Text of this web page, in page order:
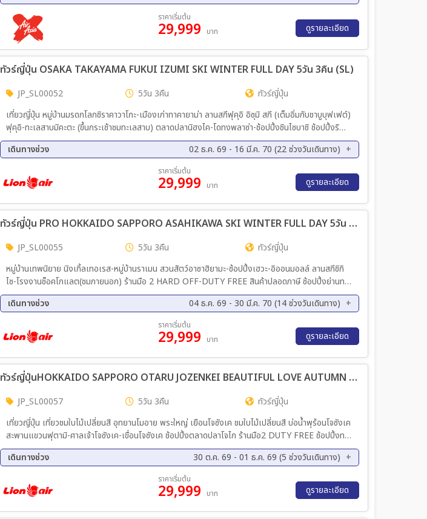
26 ม.ค. 70 - 30 ม.ค. 70
28 ม.ค. 70 - 01 ก.พ. 70
30 ม.ค. 70 - 03 ก.พ. 70
31 ม.ค. 70 - 04 ก.พ. 70
02 ก.พ. 70 - 06 ก.พ. 70
03 ก.พ. 70 - 07 ก.พ. 70
13 ก.พ. 70 - 17 ก.พ. 70
14 ก.พ. 70 - 18 ก.พ. 70
16 ก.พ. 70 - 20 ก.พ. 70
17 ก.พ. 70 - 21 ก.พ. 70
18 ก.พ. 70 - 22 ก.พ. 70
21 ก.พ. 70 - 25 ก.พ. 70
23 ก.พ. 70 - 27 ก.พ. 70
27 ก.พ. 70 - 03 มี.ค 70
28 ก.พ. 70 - 04 มี.ค 70
02 มี.ค 70 - 06 มี.ค 70
03 มี.ค 70 - 07 มี.ค 70
04 มี.ค 70 - 08 มี.ค 70
06 มี.ค 70 - 10 มี.ค 70
07 มี.ค 70 - 11 มี.ค 70
09 มี.ค 70 - 13 มี.ค 70
10 มี.ค 70 - 14 มี.ค 70
11 มี.ค 70 - 15 มี.ค 70
13 มี.ค 70 - 17 มี.ค 70
14 มี.ค 70 - 18 มี.ค 70
11 พ.ย. 69 - 15 พ.ย. 69
14 พ.ย. 69 - 18 พ.ย. 69
20 พ.ย. 69 - 24 พ.ย. 69
25 พ.ย. 69 - 29 พ.ย. 69
26 พ.ย. 69 - 30 พ.ย. 69
28 พ.ย. 69 - 02 ธ.ค. 69
12 ธ.ค. 69 - 16 ธ.ค. 69
ราคาเริ่มต้น
29,999 บาท ดูรายละเอียด
ทัวร์ญี่ปุ่น OSAKA TAKAYAMA FUKUI IZUMI SKI WINTER FULL DAY 5วัน 3คืน (SL)
JP_SL00052 5วัน 3คืน
ทัวร์ญี่ปุ่น
เที่ยวญี่ปุ่น หมู่บ้านมรดกโลกชิราคาวาโกะ-เมืองเก่าทาคายาม่า ลานสกีฟุคุอิ อิซุมิ สกี (เต็มอิ่มกับชาบูบุฟเฟต์)
ฟุคุอิ-ทะเลสาบมิคะตะ (ขึ้นกระเช้าชมทะเลสาบ) ตลาดปลานิฮงไค-โดทงพลาซ่า-ช้อปปิ้งชินไซบาชิ ช้อปปิ้งริ
งกุอิออน-สนามบินคันไซ สนามบินดอนเมือง กรุงเทพ
เดินทางช่วง
02 ธ.ค. 69 - 16 มี.ค. 70 (22 ช่วงวันเดินทาง)
04 ธ.ค. 69 - 08 ธ.ค. 69
11 ธ.ค. 69 - 15 ธ.ค. 69
16 ธ.ค. 69 - 20 ธ.ค. 69
18 ธ.ค. 69 - 22 ธ.ค. 69
20 ม.ค. 70 - 24 ม.ค. 70
22 ม.ค. 70 - 26 ม.ค. 70
27 ม.ค. 70 - 31 ม.ค. 70
29 ม.ค. 70 - 02 ก.พ. 70
12 ก.พ. 70 - 16 ก.พ. 70
17 ก.พ. 70 - 21 ก.พ. 70
19 ก.พ. 70 - 23 ก.พ. 70
24 ก.พ. 70 - 28 ก.พ. 70
26 ก.พ. 70 - 02 มี.ค 70
03 มี.ค 70 - 07 มี.ค 70
10 มี.ค 70 - 14 มี.ค 70
12 มี.ค 70 - 16 มี.ค 70
ราคาเริ่มต้น
29,999 บาท ดูรายละเอียด
ทัวร์ญี่ปุ่น PRO HOKKAIDO SAPPORO ASAHIKAWA SKI WINTER FULL DAY 5วัน 3คืน (SL)
JP_SL00055 5วัน 3คืน
ทัวร์ญี่ปุ่น
หมู่บ้านเทพนิยาย นิงเกิ้ลเทอเรส-หมู่บ้านราเมน สวนสัตว์อาซาฮิยามะ-ช้อปปิ้งเฮวะ-อิออนมอลล์ ลานสกีชิกิ
ไซ-โรงงานช็อคโกแลต(ชมภายนอก) ร้านมือ 2 HARD OFF-DUTY FREE สินค้าปลอดภาษี ช้อปปิ้งย่านทานุ
กิโคจิ
เดินทางช่วง
04 ธ.ค. 69 - 30 มี.ค. 70 (14 ช่วงวันเดินทาง)
11 ธ.ค. 69 - 15 ธ.ค. 69
08 ม.ค. 70 - 12 ม.ค. 70
15 ม.ค. 70 - 19 ม.ค. 70
22 ม.ค. 70 - 26 ม.ค. 70
26 ก.พ. 70 - 02 มี.ค 70
05 มี.ค 70 - 09 มี.ค 70
12 มี.ค 70 - 16 มี.ค 70
19 มี.ค 70 - 23 มี.ค 70
26 มี.ค 70 - 30 มี.ค 70
ราคาเริ่มต้น
29,999 บาท ดูรายละเอียด
ทัวร์ญี่ปุ่นHOKKAIDO SAPPORO OTARU JOZENKEI BEAUTIFUL LOVE AUTUMN 5วัน 3คืน (SL)
JP_SL00057 5วัน 3คืน
ทัวร์ญี่ปุ่น
เที่ยวญี่ปุ่น เที่ยวชมใบไม้เปลี่ยนสี อุทยานโมอาย พระใหญ่ เยือนโจซังเค ชมใบไม้เปลี่ยนสี บ่อน้ำพุร้อนโจซังเค
สะพานแขวนฟุตามิ-ศาลเจ้าโจซังเค-เขื่อนโจซังเค ช้อปปิ้งตลาดปลาโจไก ร้านมือ2 DUTY FREE ช้อปปิ้งทานุ
กิโคจิ+มิตซุยเอ้าท์เลต
เดินทางช่วง
30 ต.ค. 69 - 01 ธ.ค. 69 (5 ช่วงวันเดินทาง)
06 พ.ย. 69 - 10 พ.ย. 69
20 พ.ย. 69 - 24 พ.ย. 69
27 พ.ย. 69 - 01 ธ.ค. 69
ราคาเริ่มต้น
29,999 บาท ดูรายละเอียด